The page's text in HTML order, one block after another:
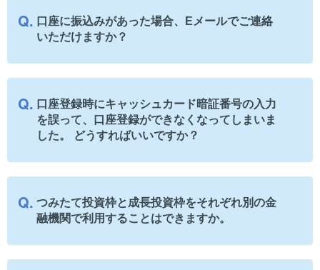
口座に振込みがあった場合、Eメールでご連絡
いただけますか？
口座登録時にキャッシュカード暗証番号の入力
を誤って、口座登録ができなくなってしまいま
した。 どうすればいいですか？
つみたて投資枠と成長投資枠をそれぞれ別の金
融機関で利用することはできますか。